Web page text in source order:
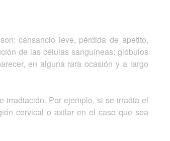
cansancio leve, pérdida de apetito,
de las células sanguíneas: glóbulos
en alguna rara ocasión y a largo
irradiación. Por ejemplo, si se irradia el
cervical o axilar en el caso que sea